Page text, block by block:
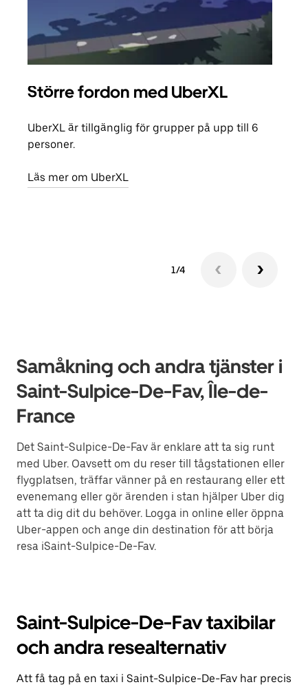
Större fordon med UberXL
UberXL är tillgänglig för grupper på upp till 6
personer.
Läs mer om UberXL
1/4
Samåkning och andra tjänster i
Saint-Sulpice-De-Fav, Île-de-
France
Det Saint-Sulpice-De-Fav är enklare att ta sig runt
med Uber. Oavsett om du reser till tågstationen eller
flygplatsen, träffar vänner på en restaurang eller ett
evenemang eller gör ärenden i stan hjälper Uber dig
att ta dig dit du behöver. Logga in online eller öppna
Uber-appen och ange din destination för att börja
resa iSaint-Sulpice-De-Fav.
Saint-Sulpice-De-Fav taxibilar
och andra resealternativ
Att få tag på en taxi i Saint-Sulpice-De-Fav har precis